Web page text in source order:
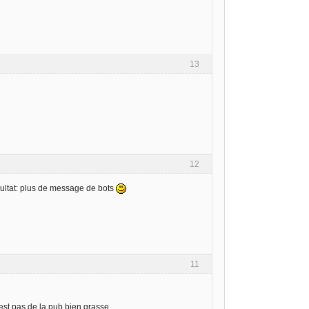
13
12
plus de message de bots
11
pas de la pub bien grasse.